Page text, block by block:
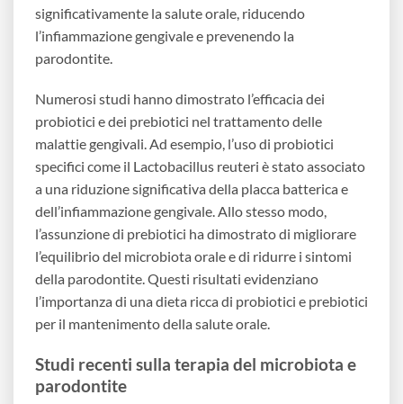
significativamente la salute orale, riducendo
l’infiammazione gengivale e prevenendo la
parodontite.
Numerosi studi hanno dimostrato l’efficacia dei
probiotici e dei prebiotici nel trattamento delle
malattie gengivali. Ad esempio, l’uso di probiotici
specifici come il Lactobacillus reuteri è stato associato
a una riduzione significativa della placca batterica e
dell’infiammazione gengivale. Allo stesso modo,
l’assunzione di prebiotici ha dimostrato di migliorare
l’equilibrio del microbiota orale e di ridurre i sintomi
della parodontite. Questi risultati evidenziano
l’importanza di una dieta ricca di probiotici e prebiotici
per il mantenimento della salute orale.
Studi recenti sulla terapia del microbiota e
parodontite